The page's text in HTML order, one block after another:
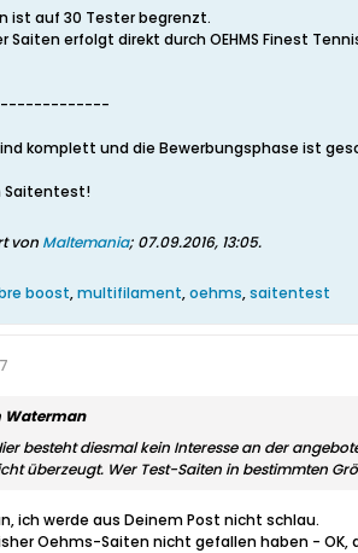
ist auf 30 Tester begrenzt.
Saiten erfolgt direkt durch OEHMS Finest
komplett und die Bewerbungsphase ist
Saitentest!
von Maltemania; 07.09.2016, 13:05.
boost,multifilament,oehms,saitentest
Waterman
besteht diesmal kein Interesse an der
überzeugt. Wer Test-Saiten in bestimmten
ich werde aus Deinem Post nicht schlau.
Oehms-Saiten nicht gefallen haben -